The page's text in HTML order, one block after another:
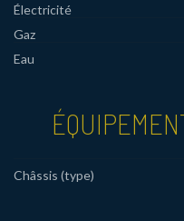
Électricité
Gaz
Eau
Châssis (type)